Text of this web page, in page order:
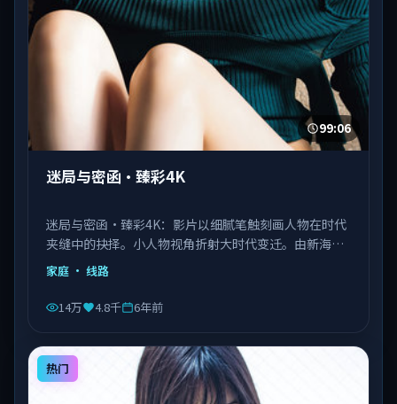
99:06
迷局与密函·臻彩4K
迷局与密函·臻彩4K：影片以细腻笔触刻画人物在时代
夹缝中的抉择。小人物视角折射大时代变迁。由新海诚
执导，刘德华、王景春、王凯等主演，泰国出品，类型
为家庭。
家庭 · 线路
14万 4.8千 6年前
热门